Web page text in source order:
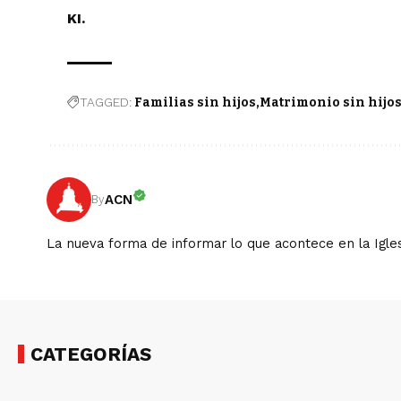
KI.
TAGGED: Familias sin hijos Matrimonio sin
ByACN
La nueva forma de informar lo que acontece en la
CATEGORÍAS